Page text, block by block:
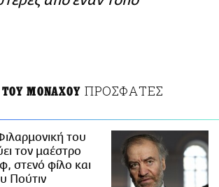
ΜΟΝΑΧΟΥ ΠΡΟΣΦΑΤΕΣ
του
τον μαέστρο
στενό φίλο και
Πούτιν